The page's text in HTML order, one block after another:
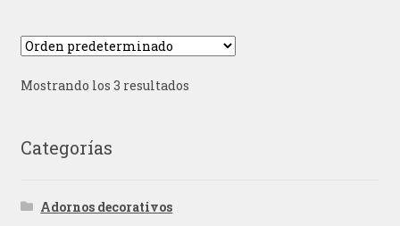
Mostrando los 3 resultados
Categorías
Adornos decorativos